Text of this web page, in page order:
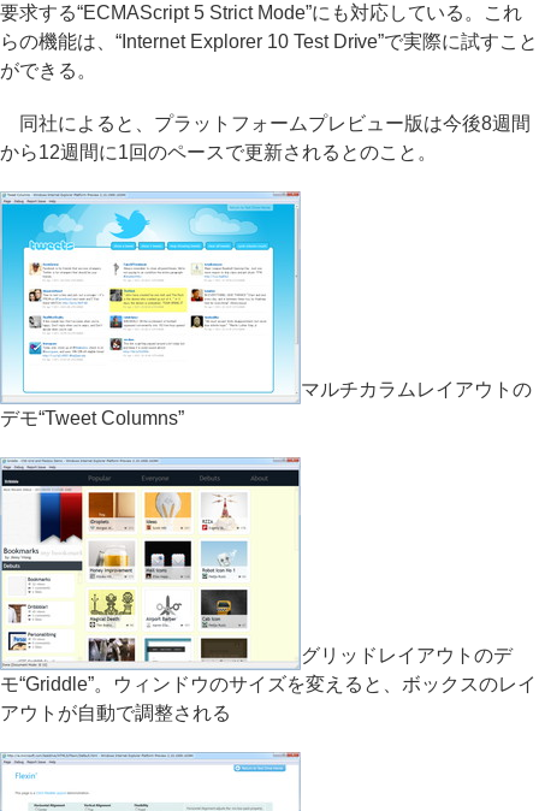
要求する“ECMAScript 5 Strict Mode”にも対応している。これ
らの機能は、“Internet Explorer 10 Test Drive”で実際に試すこと
ができる。
同社によると、プラットフォームプレビュー版は今後8週間
から12週間に1回のペースで更新されるとのこと。
マルチカラムレイアウトの
デモ“Tweet Columns”
グリッドレイアウトのデ
モ“Griddle”。ウィンドウのサイズを変えると、ボックスのレイ
アウトが自動で調整される